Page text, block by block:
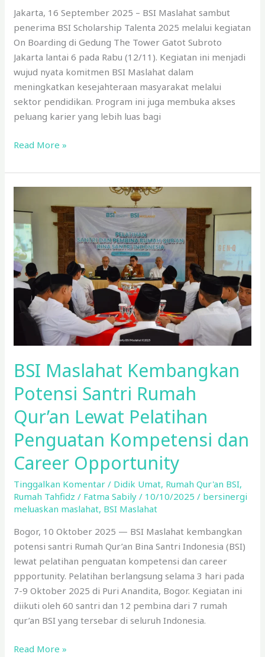
Jakarta, 16 September 2025 – BSI Maslahat sambut
penerima BSI Scholarship Talenta 2025 melalui kegiatan
On Boarding di Gedung The Tower Gatot Subroto
Jakarta lantai 6 pada Rabu (12/11). Kegiatan ini menjadi
wujud nyata komitmen BSI Maslahat dalam
meningkatkan kesejahteraan masyarakat melalui
sektor pendidikan. Program ini juga membuka akses
peluang karier yang lebih luas bagi
Read More »
BSI Maslahat Kembangkan
Potensi Santri Rumah
Qur’an Lewat Pelatihan
Penguatan Kompetensi dan
Career Opportunity
Tinggalkan Komentar / Didik Umat, Rumah Qur'an BSI,
Rumah Tahfidz / Fatma Sabily/ 10/10/2025/ bersinergi
meluaskan maslahat, BSI Maslahat
Bogor, 10 Oktober 2025 — BSI Maslahat kembangkan
potensi santri Rumah Qur’an Bina Santri Indonesia (BSI)
lewat pelatihan penguatan kompetensi dan career
ppportunity. Pelatihan berlangsung selama 3 hari pada
7-9 Oktober 2025 di Puri Anandita, Bogor. Kegiatan ini
diikuti oleh 60 santri dan 12 pembina dari 7 rumah
qur’an BSI yang tersebar di seluruh Indonesia.
Maslahat
Kembangkan
Potensi
Santri
Rumah
Qur’an
Lewat
Pelatihan
Penguatan
Kompetensi
Career
Opportunity
Read More »